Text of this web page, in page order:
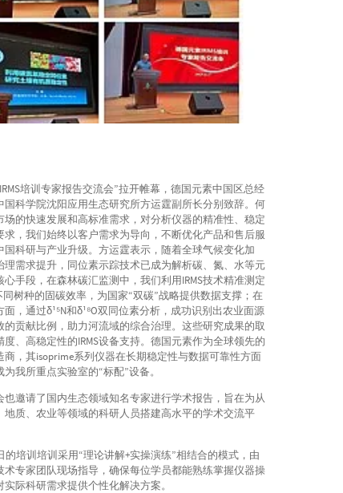
培训专家报告交流会”拉开帷幕，德国元素中国区总经
国科学院沈阳应用生态研究所方运霆副所长分别致辞。何
场的快速发展和高标准需求，对分析仪器的精准性、稳定
求，我们始终以客户需求为导向，不断优化产品和售后服
国科研与产业升级。方运霆表示，随着全球气候变化加
理需求提升，同位素示踪技术已成为解析碳、氮、水等元
手段，在森林碳汇监测中，我们利用IRMS技术精准测定
同树种的固碳效率，为国家“双碳”战略提供数据支撑；在
，通过δ¹⁵N和δ¹⁸O双同位素分析，成功识别出农业面源
的贡献比例，助力河流域的综合治理。这些研究成果的取
、高稳定性的IRMS设备支持。德国元素作为全球领先的
商，其isoprime系列仪器在长期稳定性与数据可靠性方面
我所重点实验室的“标配”设备。
也邀请了国内生态领域知名专家进行学术报告，旨在为从
地质、农业等领域的科研人员搭建高水平的学术交流平
的培训培训采用“理论讲解+实操演练”相结合的模式，由
术专家团队现场指导，确保每位学员都能熟练掌握仪器操
际科研需求提供个性化解决方案。